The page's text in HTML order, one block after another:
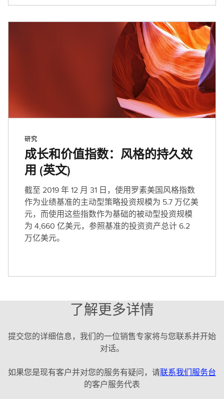
研究
成长和价值指数：风格的持久效
用 (英文)
截至 2019 年 12 月 31 日，使用罗素美国风格指数
作为业绩基准的主动型策略投资规模为 5.7 万亿美
元，而使用这些指数作为基础的被动型投资规模
为 4,660 亿美元，参照基准的投资资产总计 6.2
万亿美元。
了解更多详情
提交您的详细信息，我们的一位销售专家将与您联系并开始
对话。
如果您是现有客户并对您的服务有疑问，请联系我们服务台
的客户服务代表